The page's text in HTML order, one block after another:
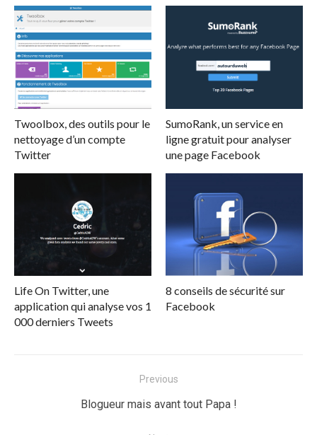
Twoolbox, des outils pour le
nettoyage d’un compte
Twitter
SumoRank, un service en
ligne gratuit pour analyser
une page Facebook
Life On Twitter, une
application qui analyse vos 1
000 derniers Tweets
8 conseils de sécurité sur
Facebook
Previous
Previous
Blogueur mais avant tout Papa !